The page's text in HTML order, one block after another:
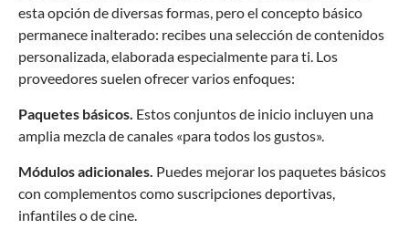
esta opción de diversas formas, pero el concepto básico
permanece inalterado: recibes una selección de contenidos
personalizada, elaborada especialmente para ti. Los
proveedores suelen ofrecer varios enfoques:
Paquetes básicos. Estos conjuntos de inicio incluyen una
amplia mezcla de canales «para todos los gustos».
Módulos adicionales. Puedes mejorar los paquetes básicos
con complementos como suscripciones deportivas,
infantiles o de cine.